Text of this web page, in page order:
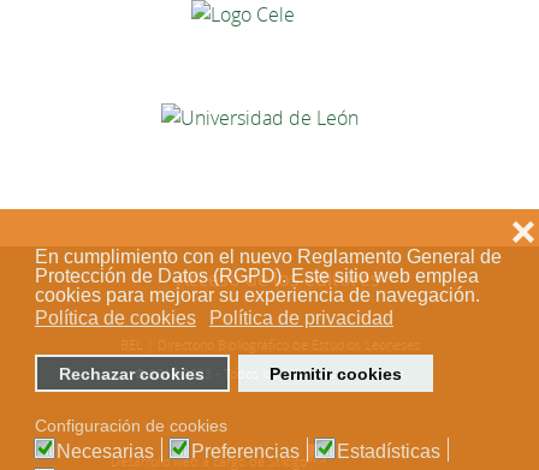
En cumplimiento con el nuevo Reglamento General de
Protección de Datos (RGPD). Este sitio web emplea
cookies para mejorar su experiencia de navegación.
Política de cookies
Política de privacidad
Rechazar cookies Permitir cookies
❌
Configuración de cookies
Necesarias Preferencias Estadísticas
Acceso de los editores
© 2018-2023 - Todos los derechos reservados
Desarrollo web a cargo de Stílogo